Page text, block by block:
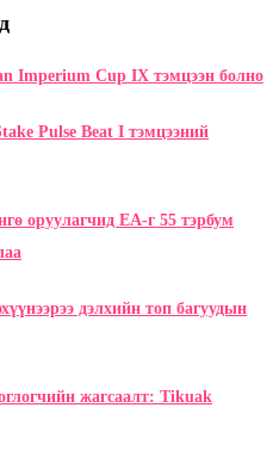
Imperium Cup IX тэмцээн болно
Pulse Beat I тэмцээний
оруулагчид EA-г 55 тэрбум
дэлхийн топ багуудын
жагсаалт: Tikuak